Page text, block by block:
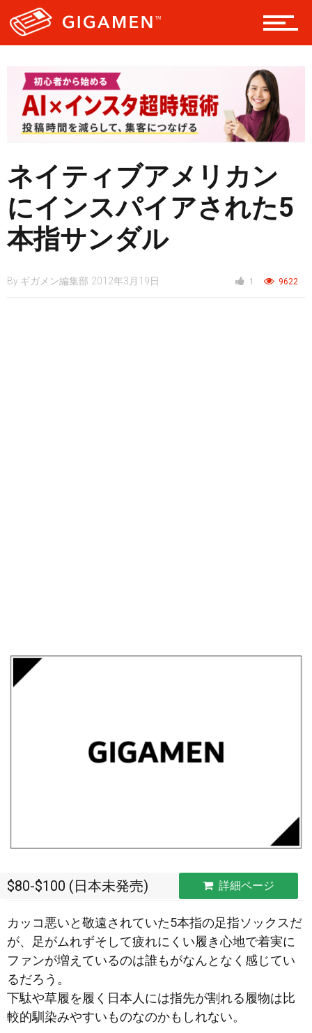
レジャー
ヘルス・健康
仮想通貨
スマートフォン
ネイティブアメリカン
にインスパイアされた5
本指サンダル
By ギガメン編集部 2012年3月19日 1 9622
$80-$100 (日本未発売) 詳細ページ
カッコ悪いと敬遠されていた5本指の足指ソックスだ
が、足がムれずそして疲れにくい履き心地で着実に
ファンが増えているのは誰もがなんとなく感じてい
るだろう。
下駄や草履を履く日本人には指先が割れる履物は比
較的馴染みやすいものなのかもしれない。